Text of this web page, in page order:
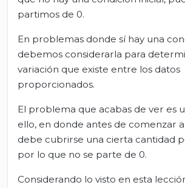
partimos de 0.
En problemas donde sí hay una
debemos considerarla para
variación que existe entre los datos
proporcionados.
El problema que acabas de ver es
ello, en donde antes de comenzar
debe cubrirse una cierta cantidad
por lo que no se parte de 0.
Considerando lo visto en esta